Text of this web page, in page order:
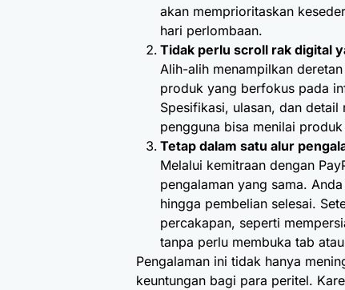
akan memprioritaskan
hari perlombaan.
Tidak perlu scroll rak digital
Alih-alih menampilkan
produk yang berfokus pada
Spesifikasi, ulasan, dan
pengguna bisa menilai
Tetap dalam satu alur
Melalui kemitraan dengan
pengalaman yang sama.
hingga pembelian selesai.
percakapan, seperti
tanpa perlu membuka tab
Pengalaman ini tidak hanya
keuntungan bagi para peritel.